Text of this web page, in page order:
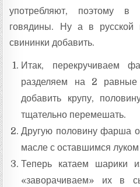
употребляют, поэтому в
говядины. Ну а в
свининки добавить.
Итак, перекручиваем
разделяем на 2
добавить крупу,
тщательно перемешать.
Другую половину фарша
масле с оставшимся
Теперь катаем шарики
«заворачиваем» их в